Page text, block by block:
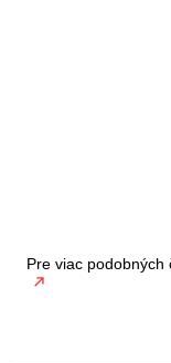
Pre viac